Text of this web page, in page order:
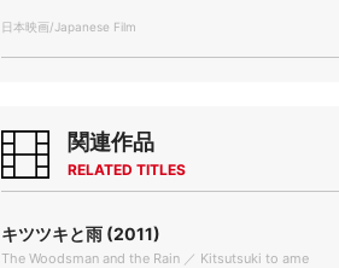
日本映画/Japanese Film
関連作品
RELATED TITLES
キツツキと雨 (2011)
The Woodsman and the Rain ／ Kitsutsuki to ame